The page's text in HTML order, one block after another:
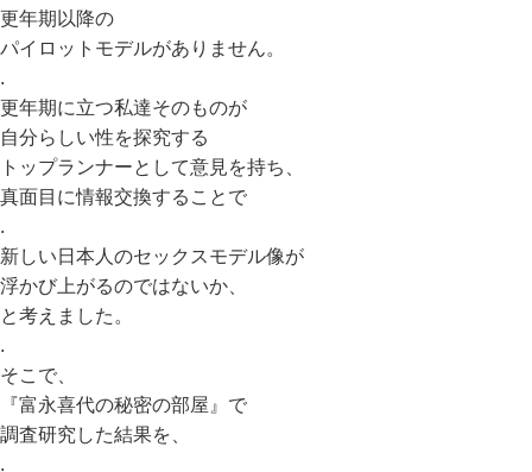
更年期以降の
パイロットモデルがありません。
.
更年期に立つ私達そのものが
自分らしい性を探究する
トップランナーとして意見を持ち、
真面目に情報交換することで
.
新しい日本人のセックスモデル像が
浮かび上がるのではないか、
と考えました。
.
そこで、
『富永喜代の秘密の部屋』で
調査研究した結果を、
.